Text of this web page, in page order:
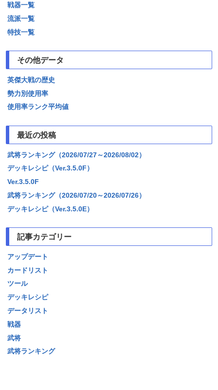
戦器一覧
流派一覧
特技一覧
その他データ
英傑大戦の歴史
勢力別使用率
使用率ランク平均値
最近の投稿
武将ランキング（2026/07/27～2026/08/02）
デッキレシピ（Ver.3.5.0F）
Ver.3.5.0F
武将ランキング（2026/07/20～2026/07/26）
デッキレシピ（Ver.3.5.0E）
記事カテゴリー
アップデート
カードリスト
ツール
デッキレシピ
データリスト
戦器
武将
武将ランキング